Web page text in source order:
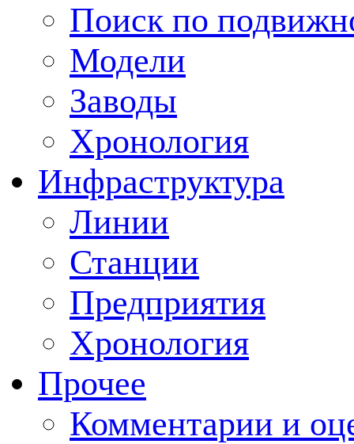
Поиск по
Модели
Заводы
Хронология
Инфраструктура
Линии
Станции
Предприятия
Хронология
Прочее
Комментарии и